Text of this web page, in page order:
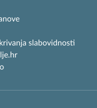
slabovidnosti